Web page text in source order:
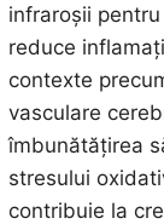
infraroșii
reduce
contexte
vasculare
îmbunătățirea
stresului
contribuie la